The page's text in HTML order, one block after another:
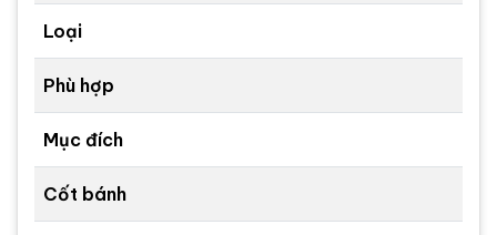
Loại
Phù hợp
Mục đích
Cốt bánh